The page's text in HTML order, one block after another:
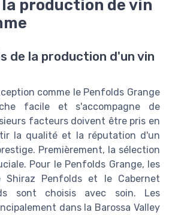
la production de vin
de la production d'un vin
comme le Penfolds Grange
facile et s'accompagne de
facteurs doivent être pris en
la qualité et la réputation d'un
Premièrement, la sélection
Pour le Penfolds Grange, les
Shiraz Penfolds et le Cabernet
sont choisis avec soin. Les
dans la Barossa Valley